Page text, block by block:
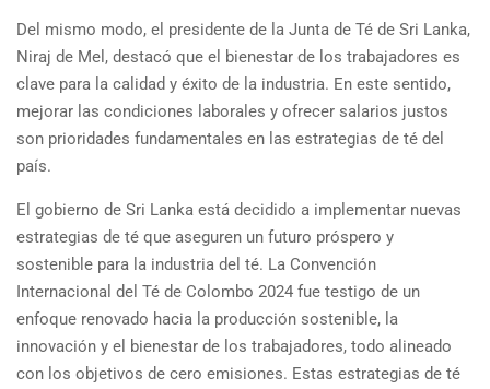
Del mismo modo, el presidente de la Junta de Té de Sri Lanka,
Niraj de Mel, destacó que el bienestar de los trabajadores es
clave para la calidad y éxito de la industria. En este sentido,
mejorar las condiciones laborales y ofrecer salarios justos
son prioridades fundamentales en las estrategias de té del
país.
El gobierno de Sri Lanka está decidido a implementar nuevas
estrategias de té que aseguren un futuro próspero y
sostenible para la industria del té. La Convención
Internacional del Té de Colombo 2024 fue testigo de un
enfoque renovado hacia la producción sostenible, la
innovación y el bienestar de los trabajadores, todo alineado
con los objetivos de cero emisiones. Estas estrategias de té